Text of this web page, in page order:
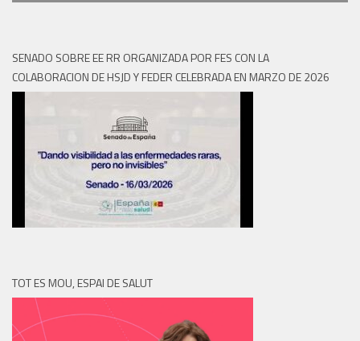
SENADO SOBRE EE RR ORGANIZADA POR FES CON LA
COLABORACION DE HSJD Y FEDER CELEBRADA EN MARZO DE 2026
TOT ES MOU, ESPAI DE SALUT